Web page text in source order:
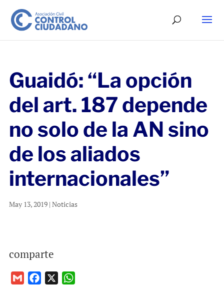
Guaidó: “La opción
del art. 187 depende
no solo de la AN sino
de los aliados
internacionales”
May 13, 2019| Noticias
comparte